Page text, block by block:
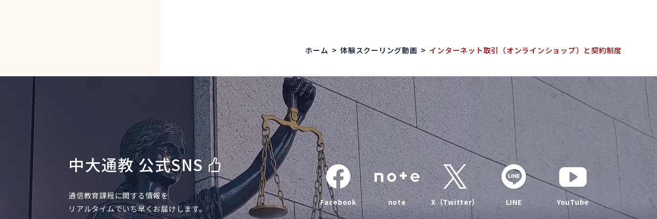
ホーム > 体験スクーリング動画 > インターネット取引（オンラインショップ）と契約制度
中大通教 公式SNS
通信教育課程に関する情報を
リアルタイムでいち早くお届けします。
Facebook note X（Twitter） LINE YouTube